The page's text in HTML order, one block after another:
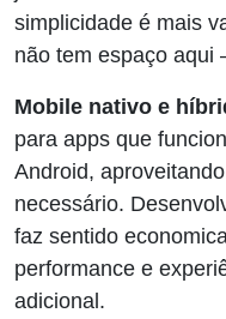
simplicidade é mais
não tem espaço
Mobile nativo e
para apps que
Android,
necessário.
faz sentido
performance e
adicional.